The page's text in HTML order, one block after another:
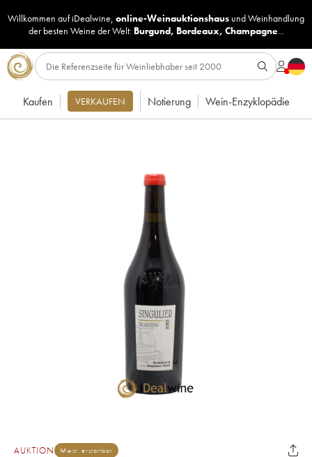
Willkommen auf iDealwine, online-Weinauktionshaus undWeinhandlung
der besten Weine der Welt: Burgund, Bordeaux, Champagne...
Kaufen VERKAUFEN Notierung Wein-Enzyklopädie
AUKTION Mwst. erstattbar